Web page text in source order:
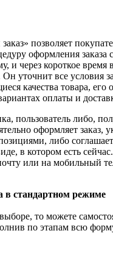
позволяет
оформления заказа
и через короткое время
уточнит все условия
качества товара, его
оплаты и
пользователь либо,
оформляет заказ,
либо
в котором есть
или на мобильный
в стандартном режиме
то можете
по этапам всю